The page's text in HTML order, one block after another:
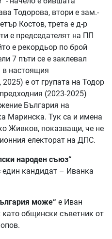
Тодорова, втори е зам.-
Костов, трета е д-р
е председателят на ПП
е рекордьор по брой
7 пъти се е заклевал
в настоящия
е от групата на Тодор
(2023-2025)
България на
Маринска. Тук са и имена
Живков, показващи, че не
електорат на ДПС.
народен съюз“
един кандидат – Иванка
може“ е Иван
общински съветник от